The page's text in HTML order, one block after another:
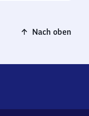
Nach oben